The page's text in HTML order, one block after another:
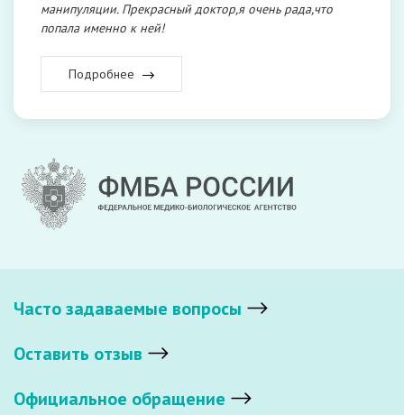
манипуляции. Прекрасный доктор,я очень рада,что
попала именно к ней!
Подробнее
Часто задаваемые вопросы
Оставить отзыв
Официальное обращение